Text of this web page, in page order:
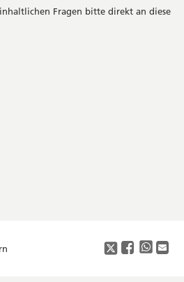
Fragen bitte direkt an diese